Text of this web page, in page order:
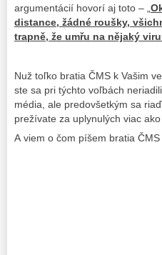
argumentácií hovorí aj toto – „
distance, žádné roušky,
trapně, že umřu na nějaký
Nuž toľko bratia ČMS k Vašim
ste sa pri týchto voľbách
média, ale predovšetkým sa
prežívate za uplynulých viac
A viem o čom píšem bratia